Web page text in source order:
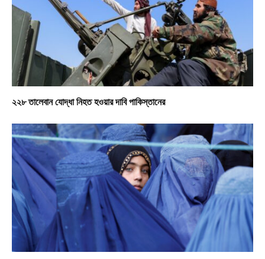
২২৮ তালেবান যোদ্ধা নিহত হওয়ার দাবি পাকিস্তানের